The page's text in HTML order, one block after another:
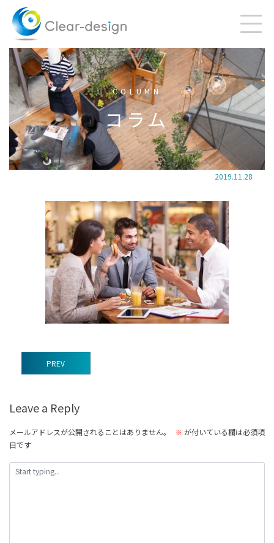
content
COLUMN
コラム
2019.11.28
後
記
事
へ
の
PREV
Leave a Reply
メールアドレスが公開されることはありません。 ※ が付いている欄は必須項
目です